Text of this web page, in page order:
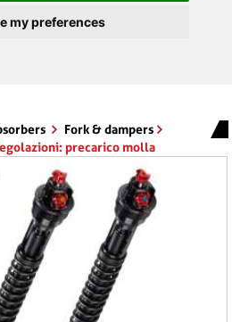
my preferences
Fork & dampers
precarico molla
1 Lt. Olio PER APRILIA RSV4